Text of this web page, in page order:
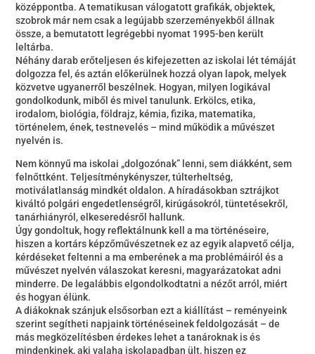
középpontba. A tematikusan válogatott grafikák, objektek,
szobrok már nem csak a legújabb szerzeményekből állnak
össze, a bemutatott legrégebbi nyomat 1995-ben került
leltárba.
Néhány darab erőteljesen és kifejezetten az iskolai lét témáját
dolgozza fel, és aztán előkerülnek hozzá olyan lapok, melyek
közvetve ugyanerről beszélnek. Hogyan, milyen logikával
gondolkodunk, miből és mivel tanulunk. Erkölcs, etika,
irodalom, biológia, földrajz, kémia, fizika, matematika,
történelem, ének, testnevelés – mind működik a művészet
nyelvén is.
Nem könnyű ma iskolai „dolgozónak” lenni, sem diákként, sem
felnőttként. Teljesítménykényszer, túlterheltség,
motiválatlanság mindkét oldalon. A híradásokban sztrájkot
kiváltó polgári engedetlenségről, kirúgásokról, tüntetésekről,
tanárhiányról, elkeseredésről hallunk.
Úgy gondoltuk, hogy reflektálnunk kell a ma történéseire,
hiszen a kortárs képzőművészetnek ez az egyik alapvető célja,
kérdéseket feltenni a ma emberének a ma problémáiról és a
művészet nyelvén válaszokat keresni, magyarázatokat adni
minderre. De legalábbis elgondolkodtatni a nézőt arról, miért
és hogyan élünk.
A diákoknak szánjuk elsősorban ezt a kiállítást – reményeink
szerint segítheti napjaink történéseinek feldolgozását – de
más megközelítésben érdekes lehet a tanároknak is és
mindenkinek, aki valaha iskolapadban ült, hiszen ez